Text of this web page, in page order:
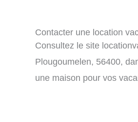
Contacter une location
Consultez le site
Plougoumelen, 56400,
une maison pour vos